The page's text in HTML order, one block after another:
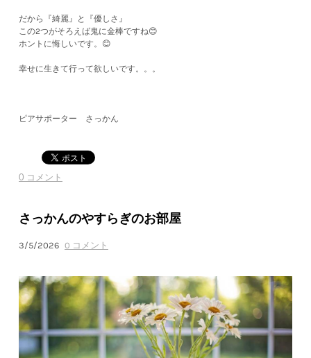
だから『綺麗』と『優しさ』
この2つがそろえば鬼に金棒ですね😊
ホントに悔しいです。😊
幸せに生きて行って欲しいです。。。
ピアサポーター さっかん
0 コメント
さっかんのやすらぎのお部屋
3/5/2026 0 コメント